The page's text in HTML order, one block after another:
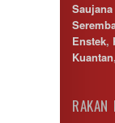
Enstek,
Kuantan,
RAKAN